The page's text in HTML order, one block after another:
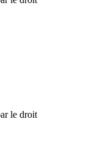
le droit